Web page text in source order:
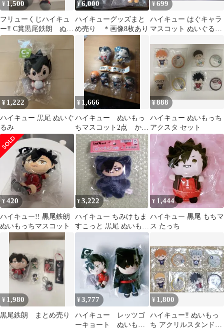
¥ 1,500
フリューくじハイキュ
ー‼︎ C賞黒尾鉄朗 ぬい
ぐるみ ぬいもっち音
駒高校
¥6,000
ハイキューグッズまと
め売り ＊画像8枚あり
¥699
ハイキュー はぐキャラ
マスコット ぬいぐるみ
¥ 1,222
ハイキュー 黒尾 ぬいぐ
るみ
¥ 1,666
ハイキュー ぬいもっ
ちマスコット2点 かぷ
っこふれんず4個
¥888
ハイキュー ぬいもっち
アクスタ セット
¥420
ハイキュー!! 黒尾鉄朗
ぬいもっちマスコット
¥3,222
ハイキュー ちみけもま
すこっと 黒尾 ぬいもっ
¥ 1,444
ハイキュー 黒尾 もちマ
ス たっち
¥ 1,980
黒尾鉄朗 まとめ売り
¥3,777
ハイキュー レッツゴ
ーキョート ぬいもっ
¥ 1,800
ハイキュー‼︎ ぬいもっ
ち アクリルスタンドセ